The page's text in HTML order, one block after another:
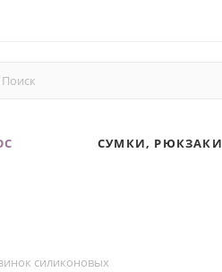
СУМКИ, РЮКЗАКИ
силиконовых